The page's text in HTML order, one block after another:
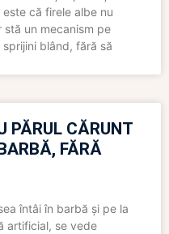
că firele albe nu
un mecanism pe
blând, fără să
PĂRUL CĂRUNT
FĂRĂ
întâi în barbă și pe la
artificial, se vede